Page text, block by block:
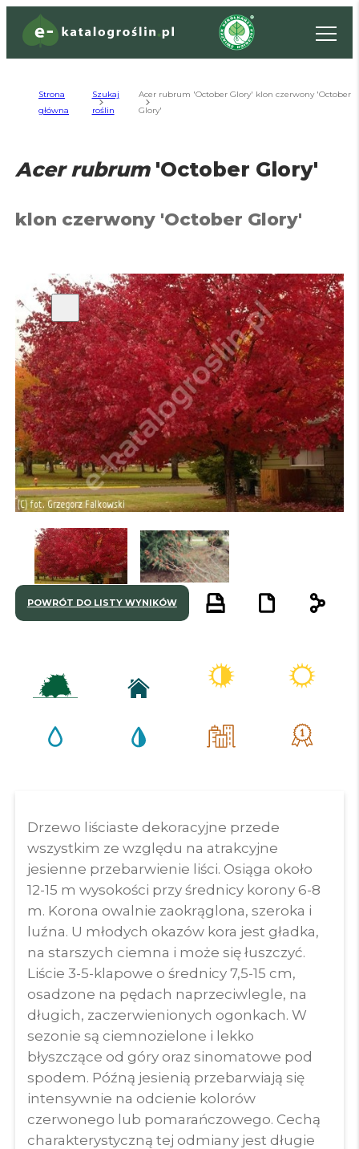
Strona
główna
Szukaj
roślin
Acer rubrum 'October Glory' klon czerwony 'October
Glory'
Acer rubrum 'October Glory'
klon czerwony 'October Glory'
POWRÓT DO LISTY WYNIKÓW
Drzewo liściaste dekoracyjne przede
wszystkim ze względu na atrakcyjne
jesienne przebarwienie liści. Osiąga około
12-15 m wysokości przy średnicy korony 6-8
m. Korona owalnie zaokrąglona, szeroka i
luźna. U młodych okazów kora jest gładka,
na starszych ciemna i może się łuszczyć.
Liście 3-5-klapowe o średnicy 7,5-15 cm,
osadzone na pędach naprzeciwlegle, na
długich, zaczerwienionych ogonkach. W
sezonie są ciemnozielone i lekko
błyszczące od góry oraz sinomatowe pod
spodem. Późną jesienią przebarwiają się
intensywnie na odcienie kolorów
czerwonego lub pomarańczowego. Cechą
charakterystyczną tej odmiany jest długie